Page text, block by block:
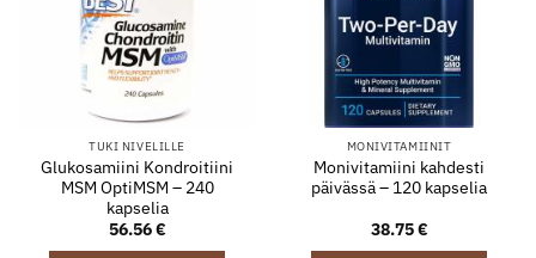
TUKI NIVELILLE
Glukosamiini Kondroitiini
MSM OptiMSM – 240
kapselia
56.56€
MONIVITAMIINIT
Monivitamiini kahdesti
päivässä – 120 kapselia
38.75€